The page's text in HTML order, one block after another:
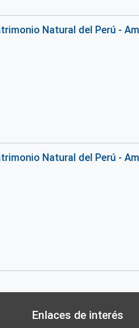
Natural del Perú -
Natural del Perú -
Enlaces de interés